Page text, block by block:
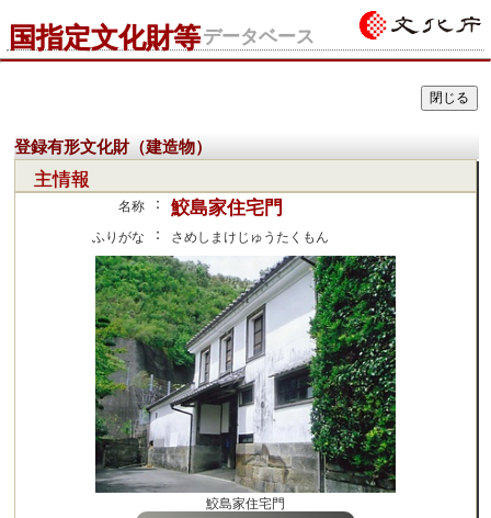
国指定文化財等データベース
登録有形文化財（建造物）
主情報
名称 ： 鮫島家住宅門
ふりがな ： さめしまけじゅうたくもん
鮫島家住宅門